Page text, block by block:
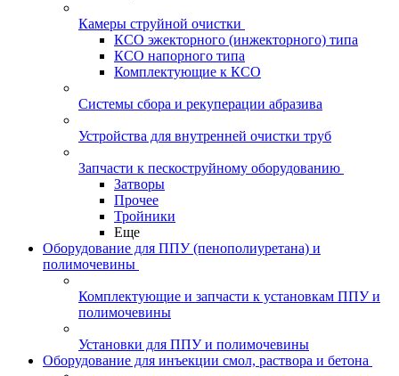
Камеры струйной очистки
КСО эжекторного (инжекторного) типа
КСО напорного типа
Комплектующие к КСО
Системы сбора и рекуперации абразива
Устройства для внутренней очистки труб
Запчасти к пескоструйному оборудованию
Затворы
Прочее
Тройники
Еще
Оборудование для ППУ (пенополиуретана) и
полимочевины
Комплектующие и запчасти к установкам ППУ и
полимочевины
Установки для ППУ и полимочевины
Оборудование для инъекции смол, раствора и бетона